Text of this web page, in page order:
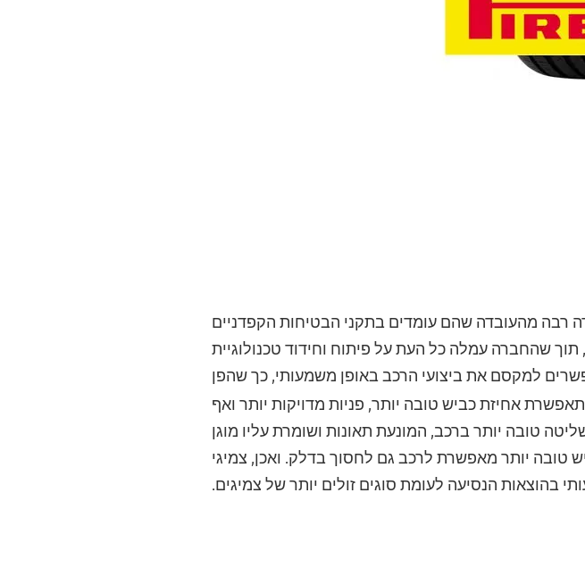
רבה מהעובדה שהם עומדים בתקני הבטיחות הקפדניים
שהחברה עמלה כל העת על פיתוח וחידוד טכנולוגיית
למקסם את ביצועי הרכב באופן משמעותי, כך שהפן
אחיזת כביש טובה יותר, פניות מדויקות יותר ואף
טובה יותר ברכב, המונעת תאונות ושומרת עליו מוגן
טובה יותר מאפשרת לרכב גם לחסוך בדלק. ואכן, צמיגי
בהוצאות הנסיעה לעומת סוגים זולים יותר של צמיגים.